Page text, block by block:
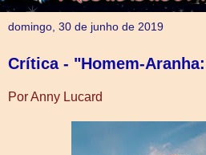
domingo, 30 de junho de 2019
Crítica - "Homem-
Por Anny Lucard